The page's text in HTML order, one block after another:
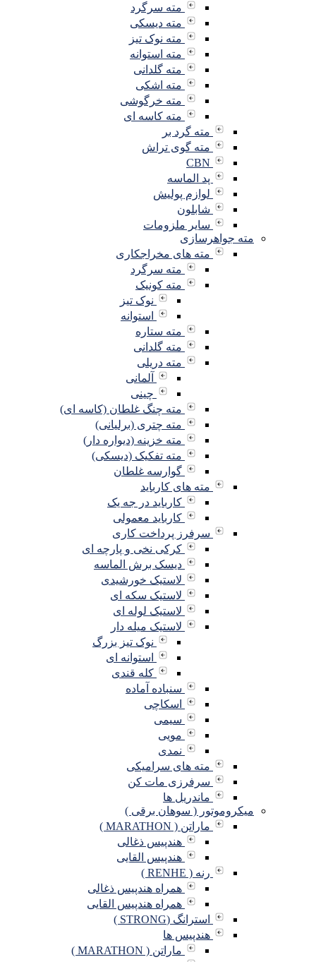
مته سرگرد
مته دیسکی
مته نوک تیز
مته استوانه
مته گلدانی
مته اشکی
مته خرگوشی
مته کاسه ای
مته گرد بر
مته گوی تراش
CBN
پد الماسه
لوازم پولیش
شابلون
سایر ملزومات
مته جواهرسازی
مته های مخراجکاری
مته سرگرد
مته کونیک
نوک تیز
استوانه
مته ستاره
مته گلدانی
مته دریلی
آلمانی
چینی
مته چنگ غلطان (کاسه ای)
مته چتری (برلیانی)
مته خزینه (دیواره دار)
مته تفکیک (دیسکی)
گوارسه غلطان
مته های کارباید
کارباید در جه یک
کارباید معمولی
سرفرز پرداخت کاری
کرکی نخی و پارچه ای
دیسک برش الماسه
لاستیک خورشیدی
لاستیک سکه ای
لاستیک لوله ای
لاستیک میله دار
نوک تیز بزرگ
استوانه ای
کله قندی
سنباده آماده
اسکاچی
سیمی
مویی
نمدی
مته های سرامیکی
سرفرزی مات کن
ماندریل ها
میکروموتور ( سوهان برقی )
ماراتن ( MARATHON )
هندپیس ذغالی
هندپیس القایی
رنه ( RENHE )
همراه هندپیس ذغالی
همراه هندپیس القایی
استرانگ (STRONG )
هندپیس ها
ماراتن ( MARATHON )